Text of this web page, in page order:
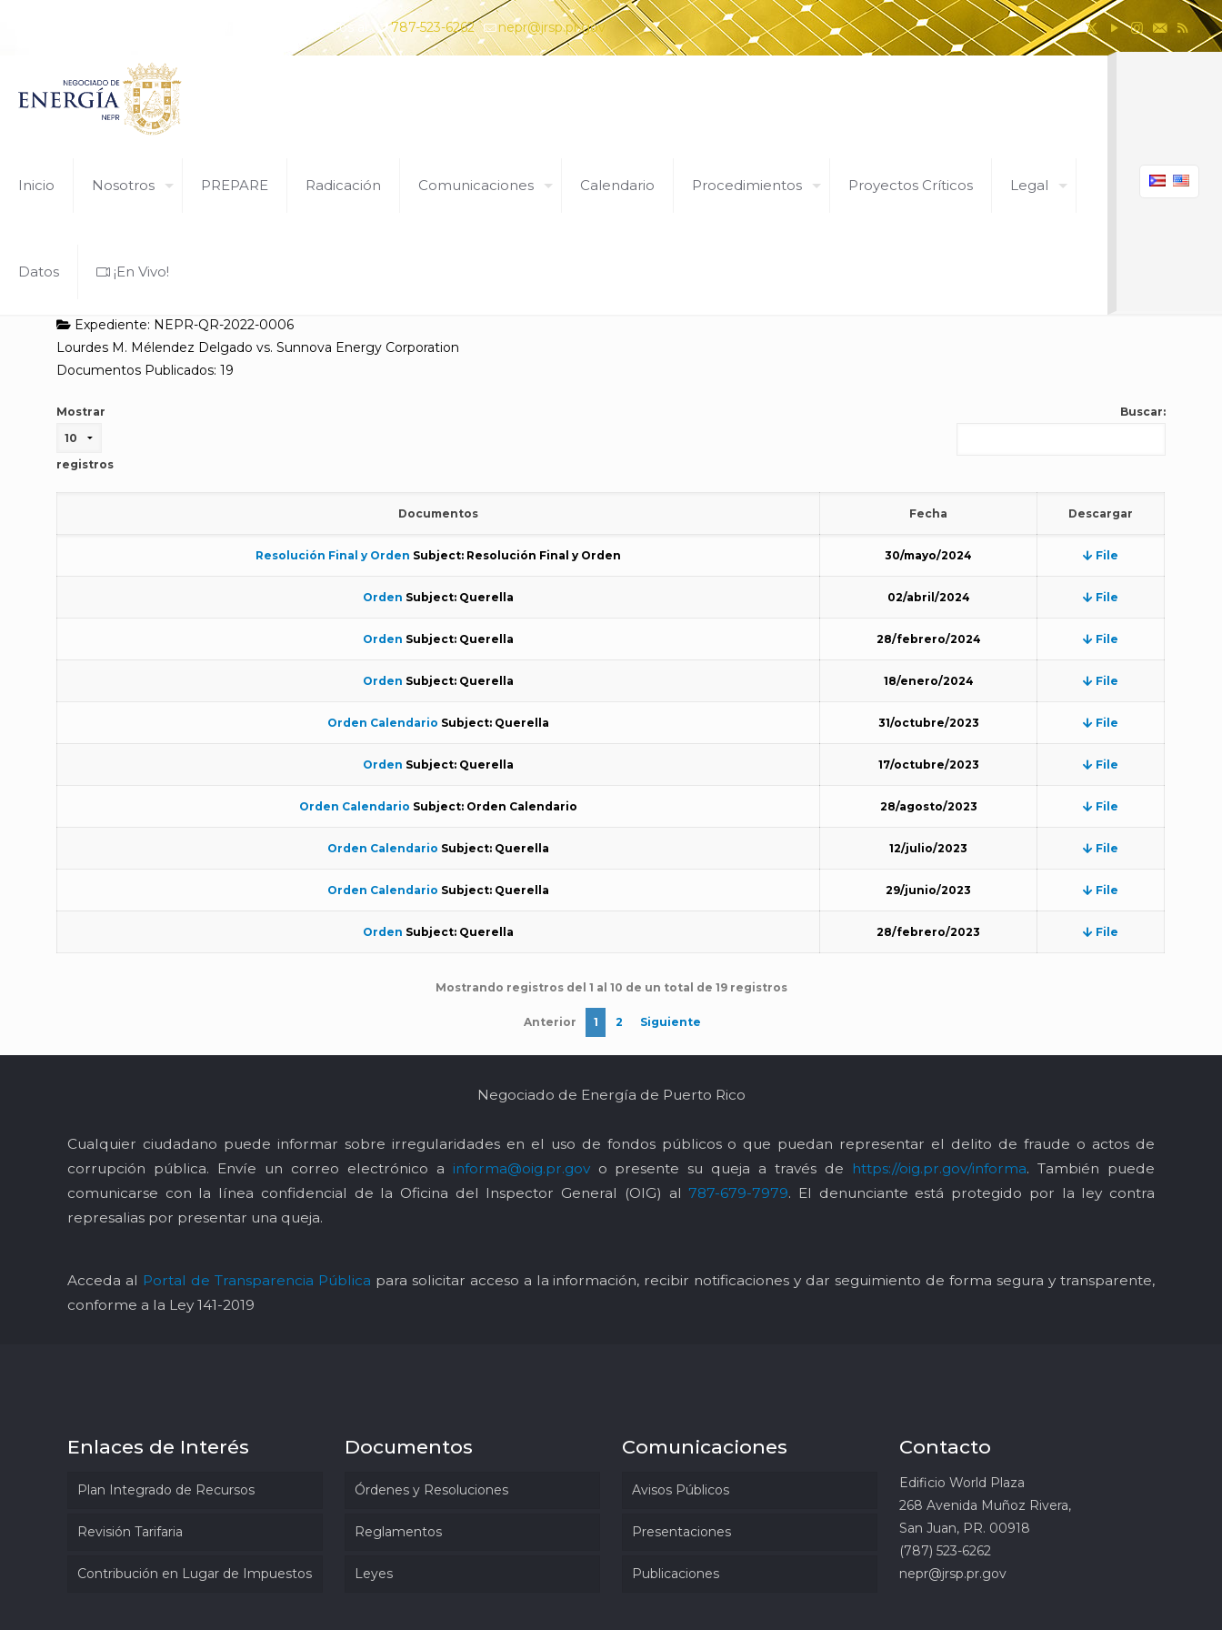
¿Tiene alguna pregunta? Comunícate con nosotros al 787-523-6262 nepr@jrsp.pr.gov
Inicio Nosotros PREPARE Radicación Comunicaciones Calendario Procedimientos Proyectos Críticos Legal
Datos ¡En Vivo!
Expediente: NEPR-QR-2022-0006
Lourdes M. Mélendez Delgado vs. Sunnova Energy Corporation
Documentos Publicados: 19
Mostrar
registros
Buscar:
Documentos Fecha Descargar
Resolución Final y Orden Subject: Resolución Final y Orden 30/mayo/2024 File
Orden Subject: Querella 02/abril/2024 File
Orden Subject: Querella 28/febrero/2024 File
Orden Subject: Querella 18/enero/2024 File
Orden Calendario Subject: Querella 31/octubre/2023 File
Orden Subject: Querella 17/octubre/2023 File
Orden Calendario Subject: Orden Calendario 28/agosto/2023 File
Orden Calendario Subject: Querella 12/julio/2023 File
Orden Calendario Subject: Querella 29/junio/2023 File
Orden Subject: Querella 28/febrero/2023 File
Mostrando registros del 1 al 10 de un total de 19 registros
Anterior 1 2 Siguiente
Negociado de Energía de Puerto Rico
Cualquier ciudadano puede informar sobre irregularidades en el uso de fondos públicos o que puedan representar el delito de fraude o actos de
corrupción pública. Envíe un correo electrónico a informa@oig.pr.govo presente su queja a través de https://oig.pr.gov/informa. También puede
comunicarse con la línea confidencial de la Oficina del Inspector General (OIG) al 787-679-7979. El denunciante está protegido por la ley contra
represalias por presentar una queja.
Acceda al Portal de Transparencia Pública para solicitar acceso a la información, recibir notificaciones y dar seguimiento de forma segura y transparente,
conforme a la Ley 141-2019
Enlaces de Interés
Plan Integrado de Recursos
Revisión Tarifaria
Contribución en Lugar de Impuestos
Documentos
Órdenes y Resoluciones
Reglamentos
Leyes
Comunicaciones
Avisos Públicos
Presentaciones
Publicaciones
Contacto
Edificio World Plaza
268 Avenida Muñoz Rivera,
San Juan, PR. 00918
(787) 523-6262
nepr@jrsp.pr.gov